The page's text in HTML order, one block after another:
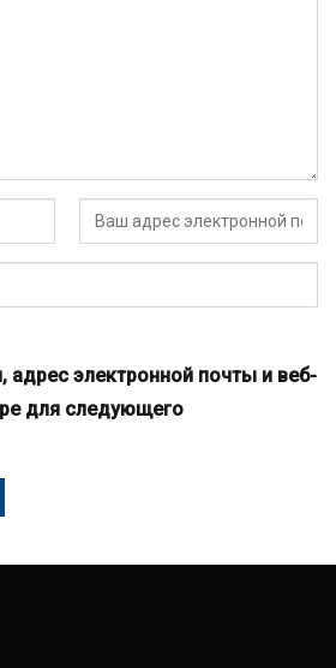
адрес электронной почты и веб-
для следующего